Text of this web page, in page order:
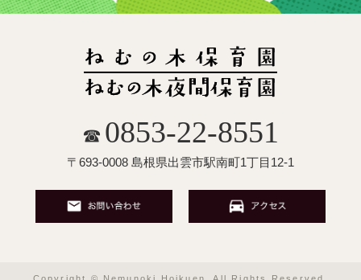
☎ 0853-22-8551
〒693-0008 島根県出雲市駅南町1丁目12-1